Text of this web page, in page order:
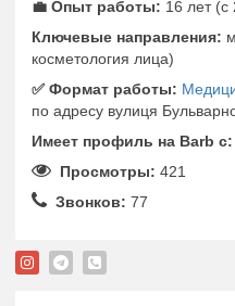
💼 Опыт работы: 16 лет (с
Ключевые направления:
косметология лица)
✅️ Формат работы:
по адресу вулиця
Имеет профиль на Barb c:
Просмотры: 421
Звонков: 77